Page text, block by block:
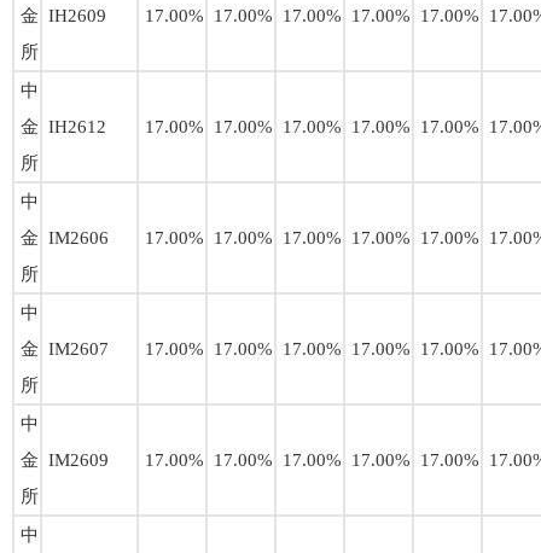
金
所
IH2609 17.00% 17.00% 17.00% 17.00% 17.00%
中
金
所
IH2612 17.00% 17.00% 17.00% 17.00% 17.00%
中
金
所
IM2606 17.00% 17.00% 17.00% 17.00% 17.00%
中
金
所
IM2607 17.00% 17.00% 17.00% 17.00% 17.00%
中
金
所
IM2609 17.00% 17.00% 17.00% 17.00% 17.00%
中